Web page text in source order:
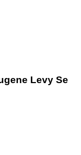
Levy Se